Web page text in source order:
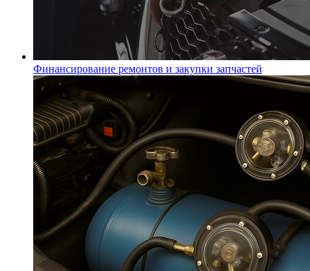
Финансирование ремонтов и закупки запчастей